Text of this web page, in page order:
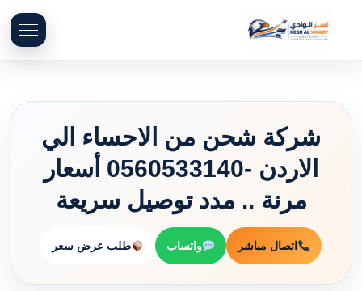
شركة شحن من الاحساء الي
الاردن -0560533140 أسعار
مرنة .. مدد توصيل سريعة
اتصال مباشر واتساب طلب عرض سعر